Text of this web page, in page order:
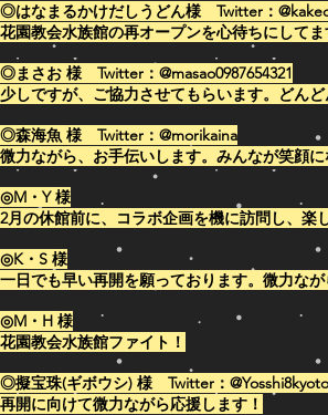
◎はなまるかけだしうどん様 Twitter：@
花園教会水族館の再オープンを心待ちにしてま
◎まさお 様 Twitter：@masao0987654321
少しですが、ご協力させてもらいます。どん
◎森海魚 様 Twitter：@morikaina
微力ながら、お手伝いします。みんなが笑顔に
◎M・Y 様
2月の休館前に、コラボ企画を機に訪問し、
◎K・S 様
一日でも早い再開を願っております。微力な
◎M・H 様
花園教会水族館ファイト！
◎擬宝珠(ギボウシ) 様 Twitter：
再開に向けて微力ながら応援します！